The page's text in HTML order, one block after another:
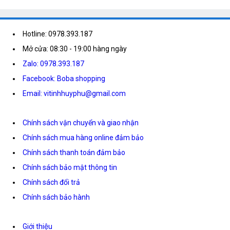
Hotline: 0978.393.187
Mở cửa: 08:30 - 19:00 hàng ngày
Zalo: 0978.393.187
Facebook: Boba shopping
Email: vitinhhuyphu@gmail.com
Chính sách vận chuyển và giao nhận
Chính sách mua hàng online đảm bảo
Chính sách thanh toán đảm bảo
Chính sách bảo mật thông tin
Chính sách đổi trả
Chính sách bảo hành
Giới thiệu